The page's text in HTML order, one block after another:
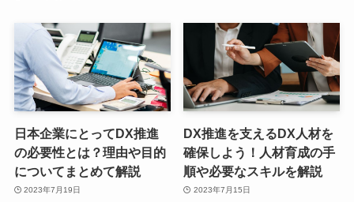
日本企業にとってDX推進
の必要性とは？理由や目的
についてまとめて解説
2023年7月19日
DX推進を支えるDX人材を
確保しよう！人材育成の手
順や必要なスキルを解説
2023年7月15日